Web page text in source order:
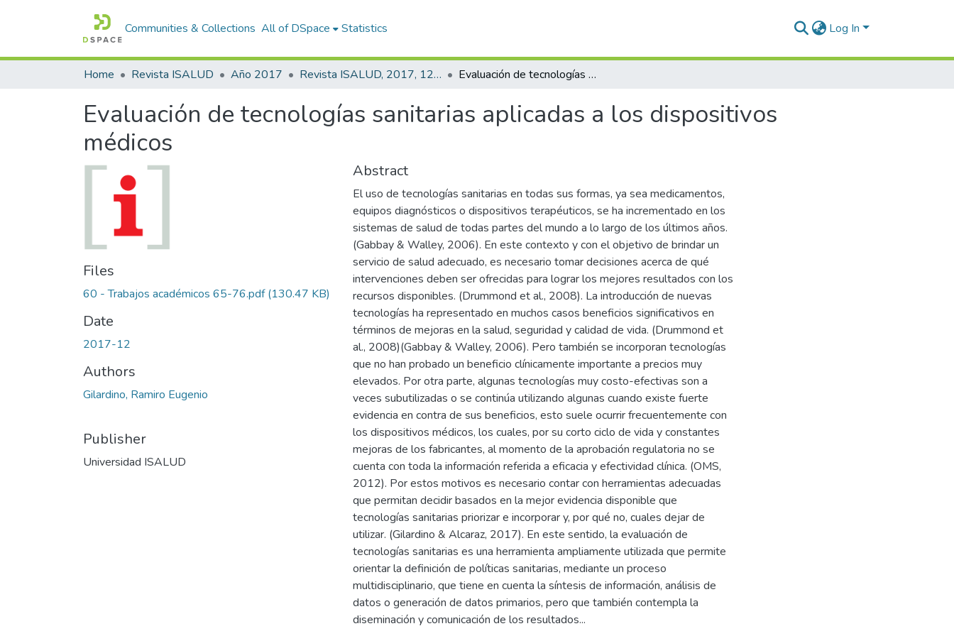
Communities & Collections All of DSpace Statistics Log In
Home Revista ISALUD Año 2017 Revista ISALUD, 2017, 12(60) Evaluación de tecnologías sanitarias aplicadas a los dispositivos médicos
Evaluación de tecnologías sanitarias aplicadas a los dispositivos
médicos
Files
60 - Trabajos académicos 65-76.pdf(130.47 KB)
Date
2017-12
Authors
Gilardino, Ramiro Eugenio
Publisher
Universidad ISALUD
Abstract
El uso de tecnologías sanitarias en todas sus formas, ya sea medicamentos,
equipos diagnósticos o dispositivos terapéuticos, se ha incrementado en los
sistemas de salud de todas partes del mundo a lo largo de los últimos años.
(Gabbay & Walley, 2006). En este contexto y con el objetivo de brindar un
servicio de salud adecuado, es necesario tomar decisiones acerca de qué
intervenciones deben ser ofrecidas para lograr los mejores resultados con los
recursos disponibles. (Drummond et al., 2008). La introducción de nuevas
tecnologías ha representado en muchos casos beneficios significativos en
términos de mejoras en la salud, seguridad y calidad de vida. (Drummond et
al., 2008)(Gabbay & Walley, 2006). Pero también se incorporan tecnologías
que no han probado un beneficio clínicamente importante a precios muy
elevados. Por otra parte, algunas tecnologías muy costo-efectivas son a
veces subutilizadas o se continúa utilizando algunas cuando existe fuerte
evidencia en contra de sus beneficios, esto suele ocurrir frecuentemente con
los dispositivos médicos, los cuales, por su corto ciclo de vida y constantes
mejoras de los fabricantes, al momento de la aprobación regulatoria no se
cuenta con toda la información referida a eficacia y efectividad clínica. (OMS,
2012). Por estos motivos es necesario contar con herramientas adecuadas
que permitan decidir basados en la mejor evidencia disponible que
tecnologías sanitarias priorizar e incorporar y, por qué no, cuales dejar de
utilizar. (Gilardino & Alcaraz, 2017). En este sentido, la evaluación de
tecnologías sanitarias es una herramienta ampliamente utilizada que permite
orientar la definición de políticas sanitarias, mediante un proceso
multidisciplinario, que tiene en cuenta la síntesis de información, análisis de
datos o generación de datos primarios, pero que también contempla la
diseminación y comunicación de los resultados...